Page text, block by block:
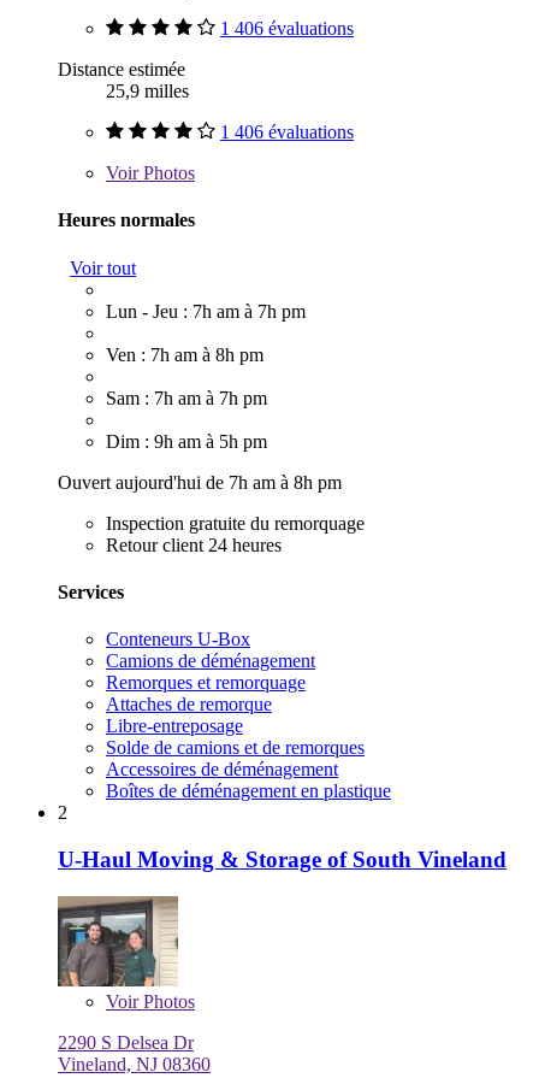
1 406 évaluations
Distance estimée
25,9 milles
1 406 évaluations
VoirPhotos
Heures normales
Voir tout
Lun - Jeu : 7h am à 7h pm
Ven : 7h am à 8h pm
Sam : 7h am à 7h pm
Dim : 9h am à 5h pm
Ouvert aujourd'hui de 7h am à 8h pm
Inspection gratuite du remorquage
Retour client 24 heures
Services
Conteneurs U-Box
Camions de déménagement
Remorques et remorquage
Attaches de remorque
Libre-entreposage
Solde de camions et de remorques
Accessoires de déménagement
Boîtes de déménagement en plastique
2
U-Haul Moving & Storage of South Vineland
VoirPhotos
2290 S Delsea Dr
Vineland, NJ 08360